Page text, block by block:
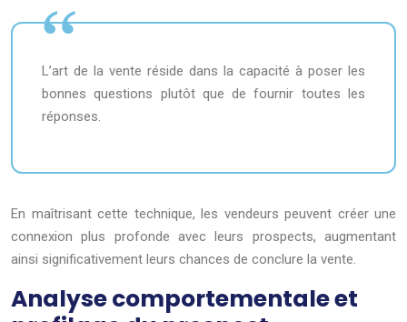
L’art de la vente réside dans la capacité à poser les
bonnes questions plutôt que de fournir toutes les
réponses.
En maîtrisant cette technique, les vendeurs peuvent créer une
connexion plus profonde avec leurs prospects, augmentant
ainsi significativement leurs chances de conclure la vente.
Analyse comportementale et